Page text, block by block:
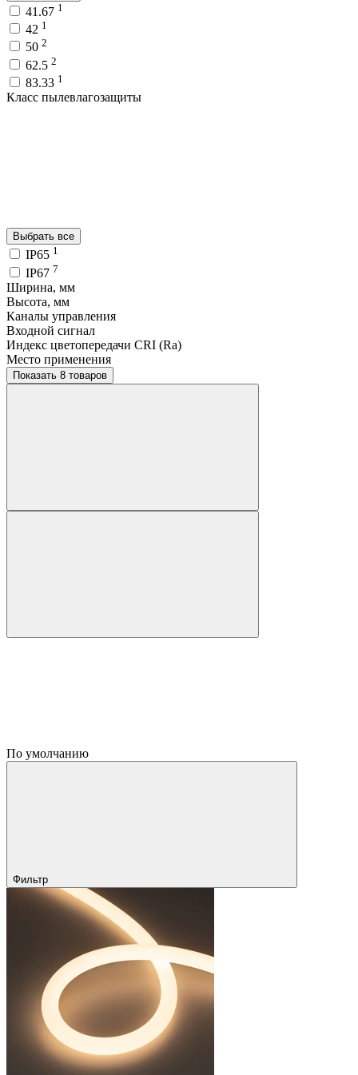
41.67 1
42 1
50 2
62.5 2
83.33 1
Класс пылевлагозащиты
Выбрать все
IP65 1
IP67 7
Ширина, мм
Высота, мм
Каналы управления
Входной сигнал
Индекс цветопередачи CRI (Ra)
Место применения
Показать 8 товаров
По умолчанию
Фильтр